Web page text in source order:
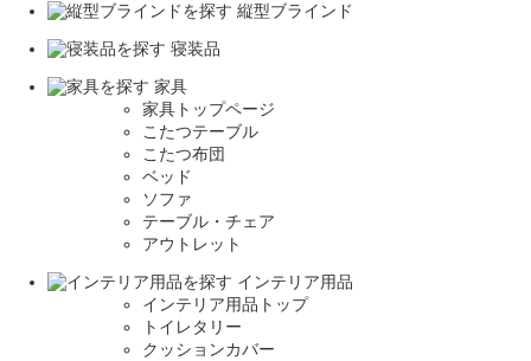
縦型ブラインド
寝装品
家具
家具トップページ
こたつテーブル
こたつ布団
ベッド
ソファ
テーブル・チェア
アウトレット
インテリア用品
インテリア用品トップ
トイレタリー
クッションカバー